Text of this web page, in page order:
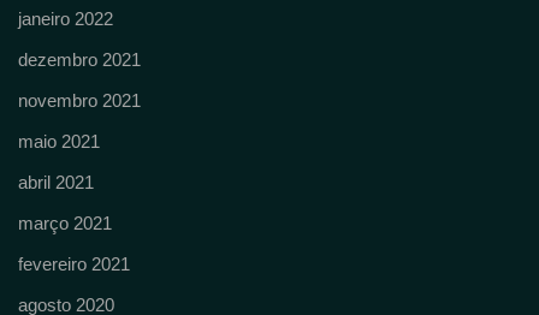
janeiro 2022
dezembro 2021
novembro 2021
maio 2021
abril 2021
março 2021
fevereiro 2021
agosto 2020